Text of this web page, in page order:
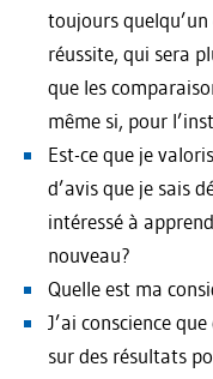
toujours
réussite, qui sera
que les
même si, pour
Est-ce que je
d’avis que je sais
intéressé à
nouveau?
Quelle est ma
J’ai conscience
sur des résultats